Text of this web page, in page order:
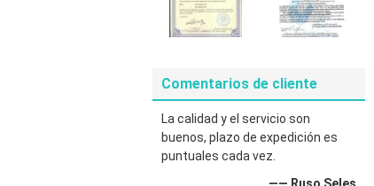
Comentarios de cliente
La calidad y el servicio son
buenos, plazo de expedición es
puntuales cada vez.